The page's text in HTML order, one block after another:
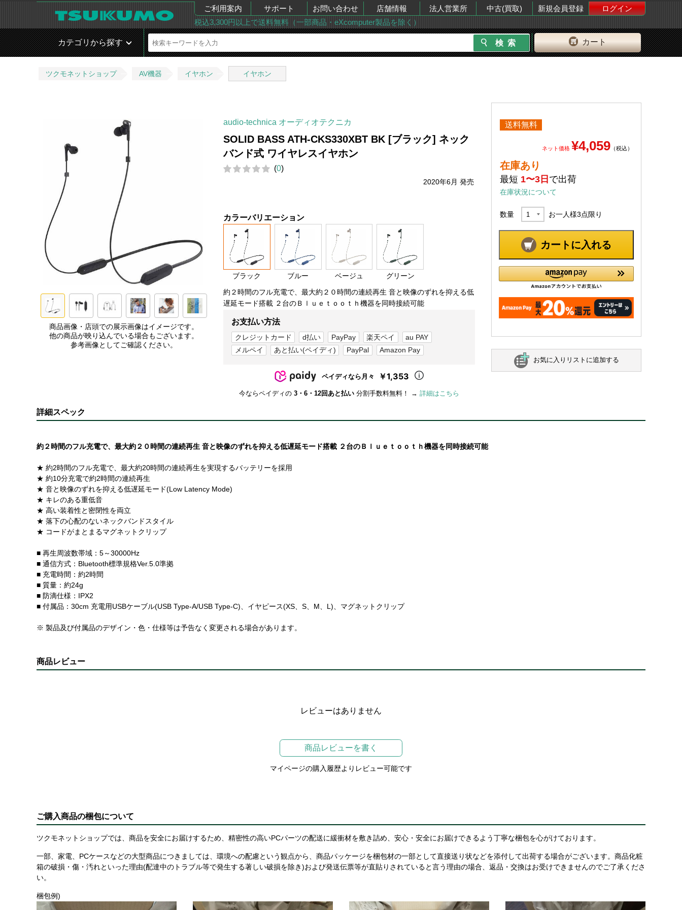
ご利用案内 サポート お問い合わせ 店舗情報 法人営業所 中古(買取) 新規会員登録
ログイン
税込3,300円以上で送料無料（一部商品・eXcomputer製品を除く）
カート
カテゴリから探す
ツクモネットショップ AV機器 イヤホン イヤホン
商品画像・店頭での展示画像はイメージです。
他の商品が映り込んでいる場合もございます。
参考画像としてご確認ください。
audio-technica オーディオテクニカ
SOLID BASS ATH-CKS330XBT BK [ブラック] ネック
バンド式 ワイヤレスイヤホン
(0)
2020年6月 発売
カラーバリエーション
ブラック ブルー ベージュ
グリーン
約２時間のフル充電で、最大約２０時間の連続再生 音と映像のずれを抑える低
遅延モード搭載 ２台のＢｌｕｅｔｏｏｔｈ機器を同時接続可能
お支払い方法
クレジットカード d払い PayPay 楽天ペイ
au PAY
メルペイ
あと払い(ペイディ) PayPal Amazon Pay
ペイディなら月々 ￥1,353
今ならペイディの 3・6・12回あと払い 分割手数料無料！ → 詳細はこちら
送料無料
ネット価格 ¥4,059 （税込）
在庫あり
最短 1〜3日 で出荷
在庫状況について
数量 お一人様3点限り
カートに入れる
お気に入りリストに追加する
詳細スペック
約２時間のフル充電で、最大約２０時間の連続再生 音と映像のずれを抑える低遅延モード搭載 ２台のＢｌｕｅｔｏｏｔｈ機器を同時接続可能
★ 約2時間のフル充電で、最大約20時間の連続再生を実現するバッテリーを採用
★ 約10分充電で約2時間の連続再生
★ 音と映像のずれを抑える低遅延モード(Low Latency Mode)
★ キレのある重低音
★ 高い装着性と密閉性を両立
★ 落下の心配のないネックバンドスタイル
★ コードがまとまるマグネットクリップ
■ 再生周波数帯域：5～30000Hz
■ 通信方式：Bluetooth標準規格Ver.5.0準拠
■ 充電時間：約2時間
■ 質量：約24g
■ 防滴仕様：IPX2
■ 付属品：30cm 充電用USBケーブル(USB Type-A/USB Type-C)、イヤピース(XS、S、M、L)、マグネットクリップ
※ 製品及び付属品のデザイン・色・仕様等は予告なく変更される場合があります。
商品レビュー
レビューはありません
商品レビューを書く
マイページの購入履歴よりレビュー可能です
ご購入商品の梱包について
ツクモネットショップでは、商品を安全にお届けするため、精密性の高いPCパーツの配送に緩衝材を敷き詰め、安心・安全にお届けできるよう丁寧な梱包を心がけております。
一部、家電、PCケースなどの大型商品につきましては、環境への配慮という観点から、商品パッケージを梱包材の一部として直接送り状などを添付して出荷する場合がございます。商品化粧
箱の破損・傷・汚れといった理由(配達中のトラブル等で発生する著しい破損を除き)および発送伝票等が直貼りされていると言う理由の場合、返品・交換はお受けできませんのでご了承くださ
い。
梱包例)